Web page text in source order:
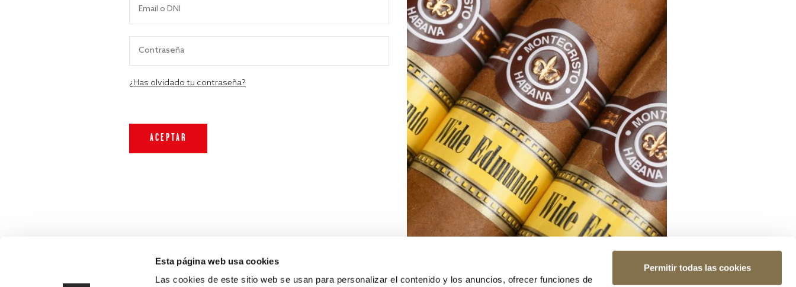
Esta página web usa cookies
Las cookies de este sitio web se usan para personalizar el contenido y los anuncios, ofrecer funciones de
Permitir todas las cookies
¿Has olvidado tu contraseña?